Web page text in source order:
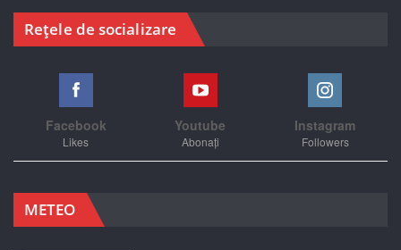
Rețele de socializare
Facebook
Likes
Youtube
Abonați
Instagram
Followers
METEO